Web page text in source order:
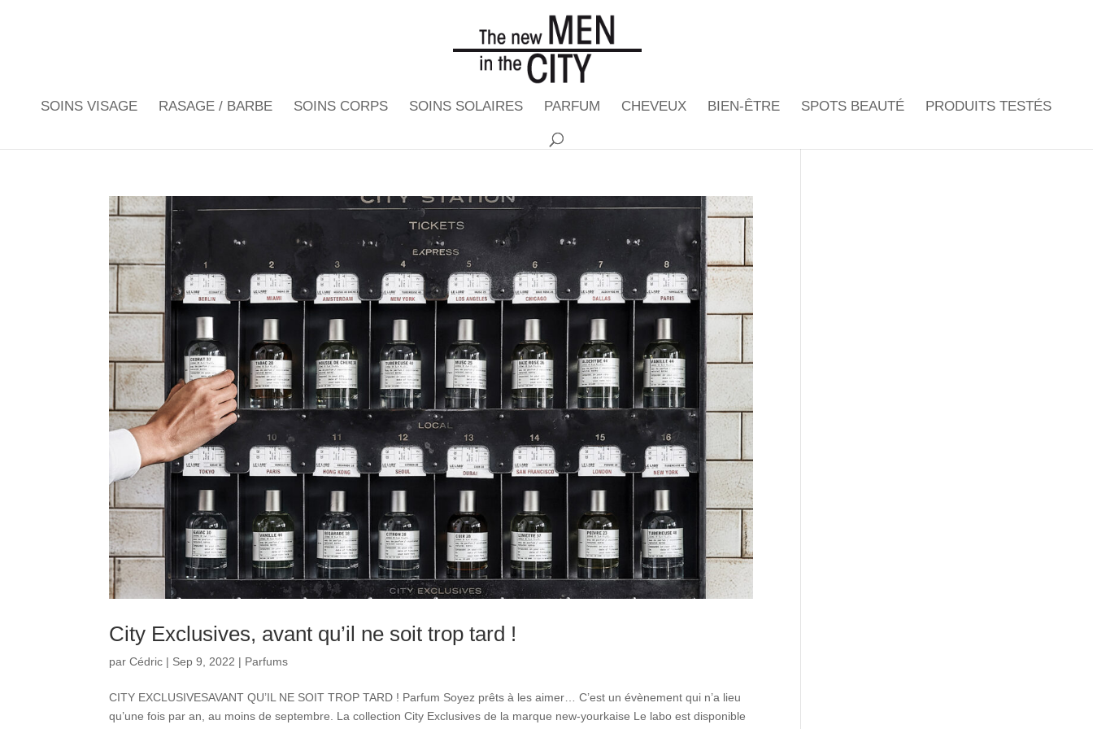
SOINS VISAGE RASAGE / BARBE SOINS CORPS SOINS SOLAIRES PARFUM CHEVEUX BIEN-ÊTRE SPOTS BEAUTÉ PRODUITS TESTÉS
City Exclusives, avant qu’il ne soit trop tard !
parCédric | Sep 9, 2022 | Parfums
CITY EXCLUSIVESAVANT QU’IL NE SOIT TROP TARD ! Parfum Soyez prêts à les aimer… C’est un évènement qui n’a lieu
qu’une fois par an, au moins de septembre. La collection City Exclusives de la marque new-yourkaise Le labo est disponible